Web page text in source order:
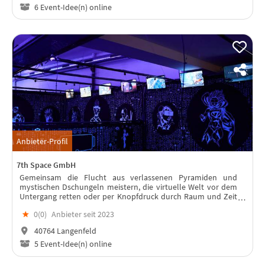
6 Event-Idee(n) online
Anbieter-Profil
7th Space GmbH
Gemeinsam die Flucht aus verlassenen Pyramiden und
mystischen Dschungeln meistern, die virtuelle Welt vor dem
Untergang retten oder per Knopfdruck durch Raum und Zeit
★ 0(0) Anbieter seit 2023
40764 Langenfeld
5 Event-Idee(n) online